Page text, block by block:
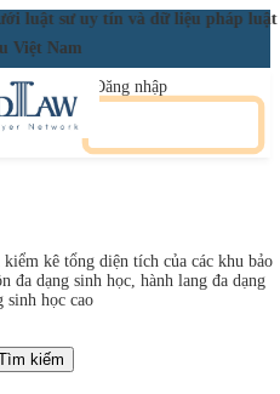
luật sư uy tín và dữ liệu pháp
Việt Nam
Đăng nhập
kê tổng diện tích của các khu bảo
đa dạng sinh học, hành lang đa dạng
sinh học cao
kiếm